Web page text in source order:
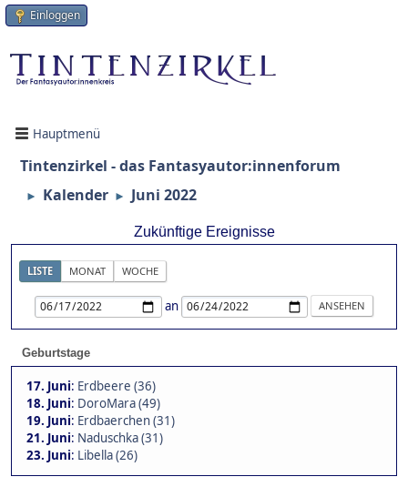
Einloggen
Hauptmenü
Tintenzirkel - das Fantasyautor:innenforum
► Kalender ► Juni 2022
Zukünftige Ereignisse
LISTE MONAT WOCHE
an
Geburtstage
17. Juni: Erdbeere (36)
18. Juni: DoroMara (49)
19. Juni: Erdbaerchen (31)
21. Juni: Naduschka (31)
23. Juni: Libella (26)